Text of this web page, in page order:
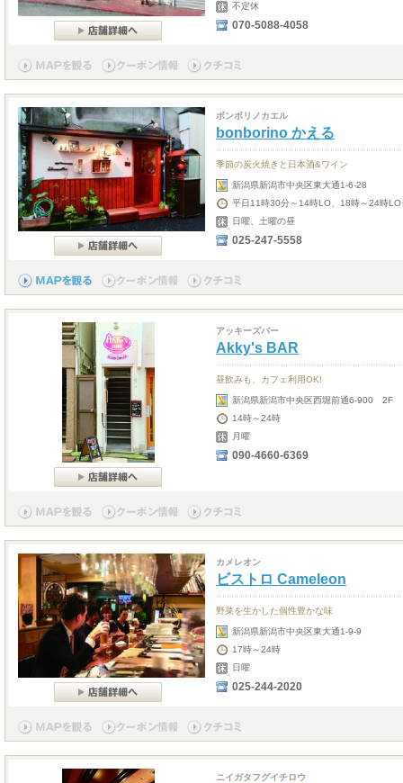
不定休
070-5088-4058
ボンボリノカエル
bonborino かえる
季節の炭火焼きと日本酒&ワイン
新潟県新潟市中央区東大通1-6-28
平日11時30分～14時LO、18時～24時
日曜、土曜の昼
025-247-5558
アッキーズバー
Akky's BAR
昼飲みも、カフェ利用OK!
新潟県新潟市中央区西堀前通6-900 2F
14時～24時
月曜
090-4660-6369
カメレオン
ビストロ Cameleon
野菜を生かした個性豊かな味
新潟県新潟市中央区東大通1-9-9
17時～24時
日曜
025-244-2020
ニイガタフグイチロウ